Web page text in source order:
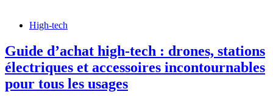
High-tech
Guide d’achat high-tech : drones, stations
électriques et accessoires incontournables
pour tous les usages